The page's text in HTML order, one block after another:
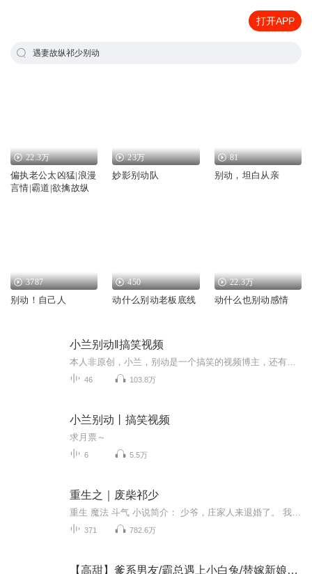
打开APP
遇妻故纵祁少别动
22.3万
偏执老公太凶猛|浪漫
言情|霸道|欲擒故纵
23万
妙影别动队
81
别动，坦白从亲
3787
别动！自己人
450
动什么别动老板底线
22.3万
动什么也别动感情
小兰别动‖搞笑视频
46 103.8万
小兰别动丨搞笑视频
求月票～
6 5.5万
重生之｜废柴祁少
371 782.6万
【高甜】爹系男友/霸总遇上小白兔/替嫁新娘：祁少的天价哑妻/强制爱